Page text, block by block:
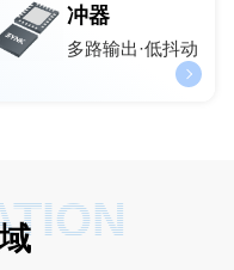
冲器
多路输出·低抖动